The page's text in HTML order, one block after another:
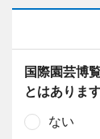
国際園芸博
とはありま
ない